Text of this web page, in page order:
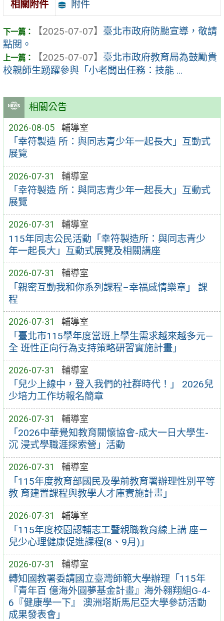
相關公告
2026-08-05 輔導室
「幸符製造 所：與同志青少年一起長大」互動式
展覽
2026-07-31 輔導室
「幸符製造 所：與同志青少年一起長大」互動式
展覽
2026-07-31 輔導室
115年同志公民活動「幸符製造所：與同志青少
年一起長大」互動式展覽及相關講座
2026-07-31 輔導室
「親密互動我和你系列課程–幸福感情樂章」 課
程
2026-07-31 輔導室
「臺北市115學年度當班上學生需求越來越多元—
全 班性正向行為支持策略研習實施計畫」
2026-07-31 輔導室
「兒少上線中，登入我們的社群時代！」 2026兒
少培力工作坊報名簡章
2026-07-31 輔導室
「2026中華覺知教育關懷協會-成大一日大學生-
沉 浸式學職涯探索營」活動
2026-07-31 輔導室
「115年度教育部國民及學前教育署辦理性別平等
教 育建置課程與教學人才庫實施計畫」
2026-07-31 輔導室
「115年度校園認輔志工暨親職教育線上講 座－
兒少心理健康促進課程(8、9月)」
2026-07-31 輔導室
轉知國教署委請國立臺灣師範大學辦理「115年
『青年百 億海外圓夢基金計畫』海外翱翔組G-4-
6『健康學一下』 澳洲塔斯馬尼亞大學參訪活動
成果發表會」
相關附件 附件
【2025-07-07】 臺北市政府防颱宣導，敬請
點閱。
【2025-07-07】 臺北市政府教育局為鼓勵貴
校親師生踴躍參與「小老闆出任務：技能 ...